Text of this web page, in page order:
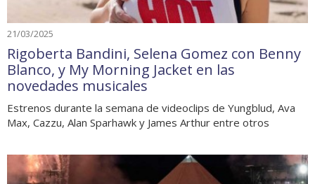
21/03/2025
Rigoberta Bandini, Selena Gomez con Benny
Blanco, y My Morning Jacket en las
novedades musicales
Estrenos durante la semana de videoclips de Yungblud, Ava
Max, Cazzu, Alan Sparhawk y James Arthur entre otros